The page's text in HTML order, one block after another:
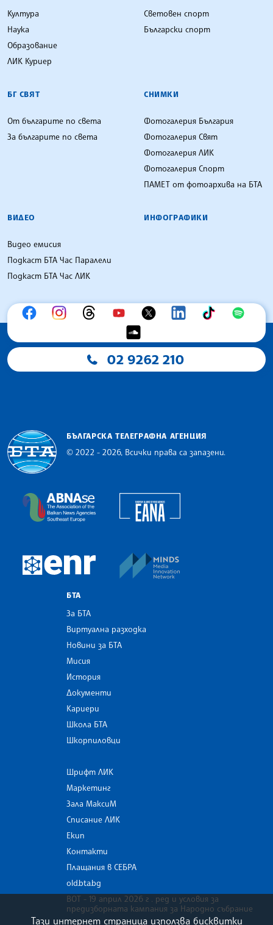
Култура
Наука
Образование
ЛИК Куриер
Световен спорт
Български спорт
БГ СВЯТ
От българите по света
За българите по света
СНИМКИ
Фотогалерия България
Фотогалерия Свят
Фотогалерия ЛИК
Фотогалерия Спорт
ПАМЕТ от фотоархива на БТА
ВИДЕО
Видео емисия
Подкаст БТА Час Паралели
Подкаст БТА Час ЛИК
ИНФОГРАФИКИ
02 9262 210
БЪЛГАРСКА ТЕЛЕГРАФНА АГЕНЦИЯ
© 2022 - 2026, Всички права са запазени.
The Assocoation of the Balkan News Agencies
European Newsroom
БТА
За БТА
Виртуална разходка
Новини за БТА
Мисия
История
Документи
Кариери
Школа БТА
Шкорпиловци
Шрифт ЛИК
Маркетинг
Зала МаксиМ
Списание ЛИК
Екип
Контакти
Плащания в СЕБРА
old.bta.bg
ВОТ - 19 април 2026 г . ред и условия за
предизборната кампания за Народно събрание
Тази интернет страница използва бисквитки